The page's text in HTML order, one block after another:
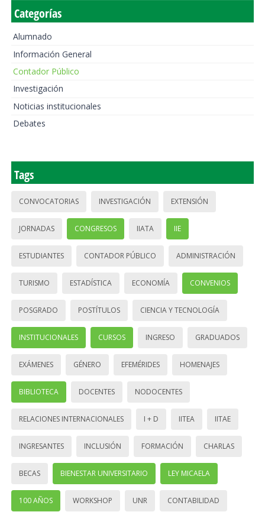
Categorías
Alumnado
Información General
Contador Público
Investigación
Noticias institucionales
Debates
Tags
CONVOCATORIAS INVESTIGACIÓN EXTENSIÓN
JORNADAS CONGRESOS IIATA IIE
ESTUDIANTES CONTADOR PÚBLICO ADMINISTRACIÓN
TURISMO ESTADÍSTICA ECONOMÍA CONVENIOS
POSGRADO POSTÍTULOS CIENCIA Y TECNOLOGÍA
INSTITUCIONALES CURSOS INGRESO GRADUADOS
EXÁMENES GÉNERO EFEMÉRIDES HOMENAJES
BIBLIOTECA DOCENTES NODOCENTES
RELACIONES INTERNACIONALES I + D IITEA IITAE
INGRESANTES INCLUSIÓN FORMACIÓN CHARLAS
BECAS BIENESTAR UNIVERSITARIO LEY MICAELA
100 AÑOS WORKSHOP UNR CONTABILIDAD